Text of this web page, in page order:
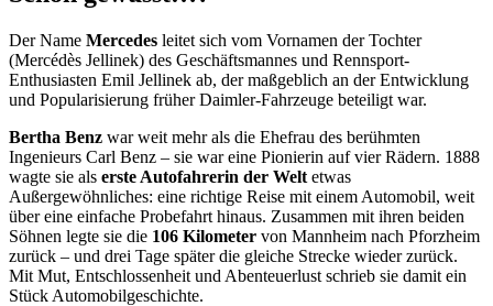
Der Name Mercedes leitet sich vom Vornamen der Tochter
(Mercédès Jellinek) des Geschäftsmannes und Rennsport-
Enthusiasten Emil Jellinek ab, der maßgeblich an der Entwicklung
und Popularisierung früher Daimler-Fahrzeuge beteiligt war.
Bertha Benz war weit mehr als die Ehefrau des berühmten
Ingenieurs Carl Benz – sie war eine Pionierin auf vier Rädern. 1888
wagte sie als erste Autofahrerin der Welt etwas
Außergewöhnliches: eine richtige Reise mit einem Automobil, weit
über eine einfache Probefahrt hinaus. Zusammen mit ihren beiden
Söhnen legte sie die 106 Kilometer von Mannheim nach Pforzheim
zurück – und drei Tage später die gleiche Strecke wieder zurück.
Mit Mut, Entschlossenheit und Abenteuerlust schrieb sie damit ein
Stück Automobilgeschichte.